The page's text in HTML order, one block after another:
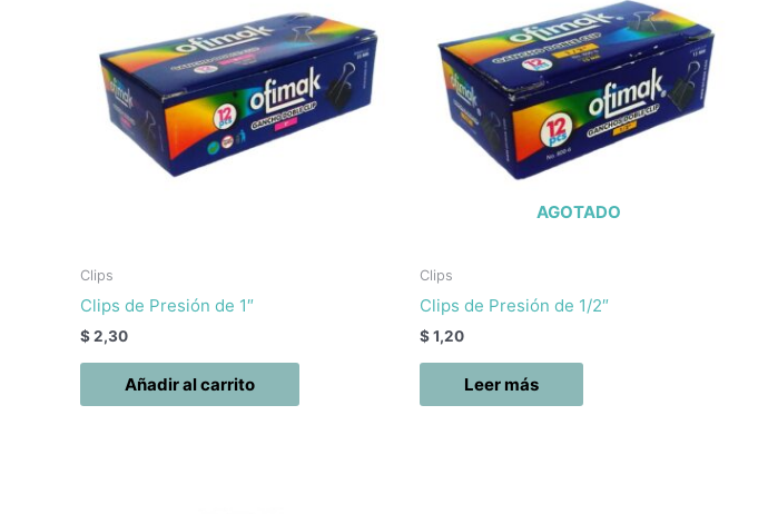
Clips
Clips de Presión de 1″
$2,30
Añadir al carrito
AGOTADO
Clips
Clips de Presión de 1/2″
$1,20
Leer más